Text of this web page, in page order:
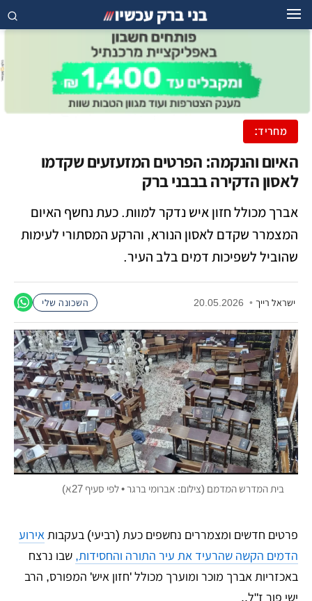
מחריד:
האיום והנקמה: הפרטים המזעזעים שקדמו
לאסון הדקירה בבבני ברק
אברך מכולל חזון איש נדקר למוות. כעת נחשף האיום
המצמרר שקדם לאסון הנורא, והרקע המסתורי לעימות
שהוביל לשפיכות דמים בלב העיר.
ישראל רייך •
20.05.2026 השכונה שלי
בית המדרש המדמם (צילום: אברומי ברגר • לפי סעיף 27א)
פרטים חדשים ומצמררים נחשפים כעת (רביעי) בעקבותאירוע
הדמים הקשה שהרעיד את עיר התורה והחסידות, שבו נרצח
באכזריות אברך מוכר ומוערך מכולל 'חזון איש' המפורס, הרב
ישי פור ז"ל..